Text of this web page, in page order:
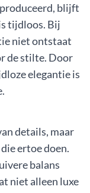
blijft
tijdloos. Bij
niet ontstaat
de stilte. Door
elegantie is
details, maar
ertoe doen.
balans
niet alleen luxe